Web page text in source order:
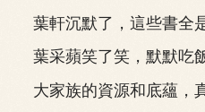
葉軒沉默了，這些書全是
葉采蘋笑了笑，默默吃飯
大家族的資源和底蘊，真